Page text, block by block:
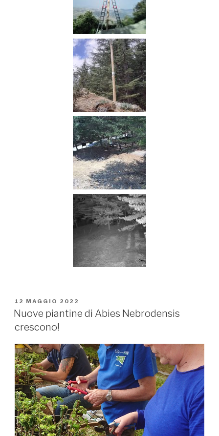
PUBBLICATO
IL
12 MAGGIO 2022
Nuove piantine di Abies Nebrodensis
crescono!